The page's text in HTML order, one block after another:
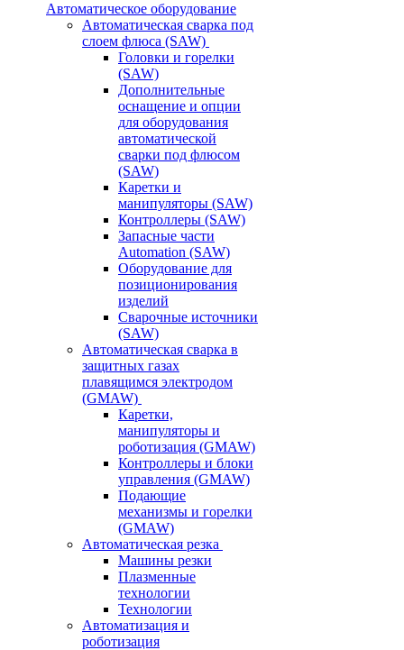
Автоматическое оборудование
Автоматическая сварка под
слоем флюса (SAW)
Головки и горелки
(SAW)
Дополнительные
оснащение и опции
для оборудования
автоматической
сварки под флюсом
(SAW)
Каретки и
манипуляторы (SAW)
Контроллеры (SAW)
Запасные части
Automation (SAW)
Оборудование для
позиционирования
изделий
Сварочные источники
(SAW)
Автоматическая сварка в
защитных газах
плавящимся электродом
(GMAW)
Каретки,
манипуляторы и
роботизация (GMAW)
Контроллеры и блоки
управления (GMAW)
Подающие
механизмы и горелки
(GMAW)
Автоматическая резка
Машины резки
Плазменные
технологии
Технологии
Автоматизация и
роботизация